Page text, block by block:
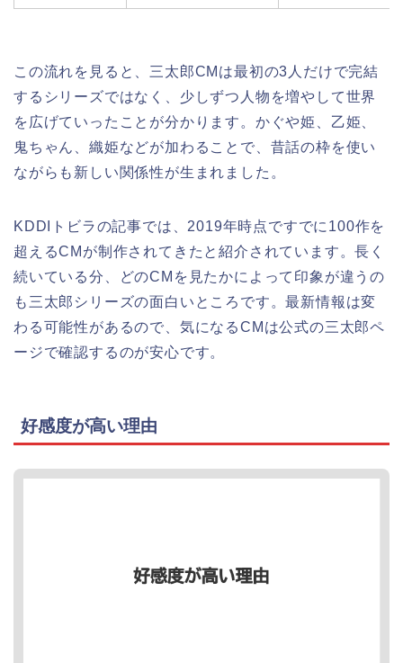
この流れを見ると、三太郎CMは最初の3人だけで完結
するシリーズではなく、少しずつ人物を増やして世界
を広げていったことが分かります。かぐや姫、乙姫、
鬼ちゃん、織姫などが加わることで、昔話の枠を使い
ながらも新しい関係性が生まれました。
KDDIトビラの記事では、2019年時点ですでに100作を
超えるCMが制作されてきたと紹介されています。長く
続いている分、どのCMを見たかによって印象が違うの
も三太郎シリーズの面白いところです。最新情報は変
わる可能性があるので、気になるCMは公式の三太郎ペ
ージで確認するのが安心です。
好感度が高い理由